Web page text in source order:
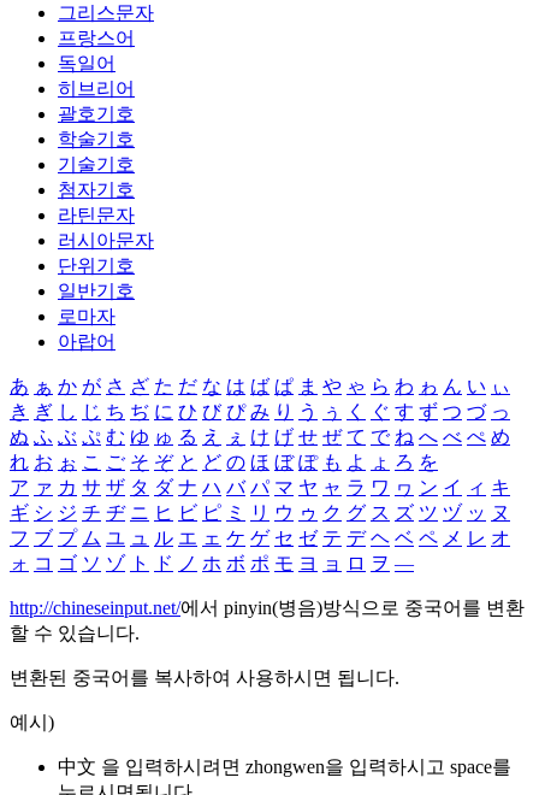
그리스문자
프랑스어
독일어
히브리어
괄호기호
학술기호
기술기호
첨자기호
라틴문자
러시아문자
단위기호
일반기호
로마자
아랍어
あ ぁ か が さ ざ た だ な は ば ぱ ま や ゃ ら わ ゎ ん い ぃ
き ぎ し じ ち ぢ に ひ び ぴ み り う ぅ く ぐ す ず つ づ っ
ぬ ふ ぶ ぷ む ゆ ゅ る え ぇ け げ せ ぜ て で ね へ べ ぺ め
れ お ぉ こ ご そ ぞ と ど の ほ ぼ ぽ も よ ょ ろ を
ア ァ カ サ ザ タ ダ ナ ハ バ パ マ ヤ ャ ラ ワ ヮ ン イ ィ キ
ギ シ ジ チ ヂ ニ ヒ ビ ピ ミ リ ウ ゥ ク グ ス ズ ツ ヅ ッ ヌ
フ ブ プ ム ユ ュ ル エ ェ ケ ゲ セ ゼ テ デ ヘ ベ ペ メ レ オ
ォ コ ゴ ソ ゾ ト ド ノ ホ ボ ポ モ ヨ ョ ロ ヲ ―
http://chineseinput.net/에서 pinyin(병음)방식으로 중국어를 변환
할 수 있습니다.
변환된 중국어를 복사하여 사용하시면 됩니다.
예시)
中文 을 입력하시려면 zhongwen을 입력하시고 space를